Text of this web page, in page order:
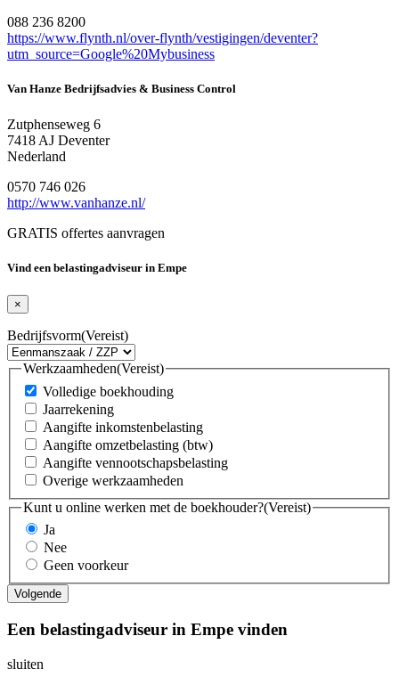
088 236 8200
https://www.flynth.nl/over-flynth/vestigingen/deventer?
utm_source=Google%20Mybusiness
Van Hanze Bedrijfsadvies & Business Control
Zutphenseweg 6
7418 AJ Deventer
Nederland
0570 746 026
http://www.vanhanze.nl/
GRATIS offertes aanvragen
Vind een belastingadviseur in Empe
×
Bedrijfsvorm(Vereist)
Werkzaamheden(Vereist)
Volledige boekhouding
Jaarrekening
Aangifte inkomstenbelasting
Aangifte omzetbelasting (btw)
Aangifte vennootschapsbelasting
Overige werkzaamheden
Kunt u online werken met de boekhouder?(Vereist)
Ja
Nee
Geen voorkeur
Een belastingadviseur in Empe vinden
sluiten